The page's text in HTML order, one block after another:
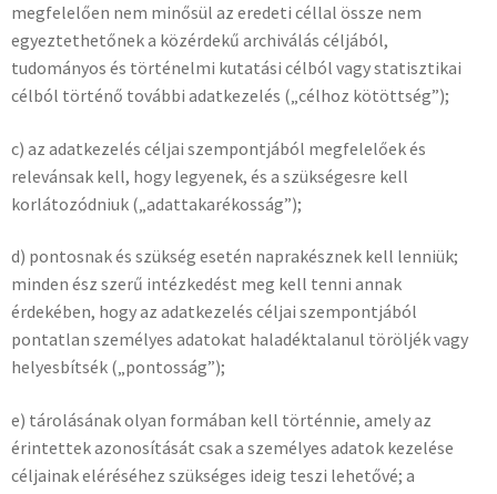
megfelelően nem minősül az eredeti céllal össze nem
egyeztethetőnek a közérdekű archiválás céljából,
tudományos és történelmi kutatási célból vagy statisztikai
célból történő további adatkezelés („célhoz kötöttség”);
c) az adatkezelés céljai szempontjából megfelelőek és
relevánsak kell, hogy legyenek, és a szükségesre kell
korlátozódniuk („adattakarékosság”);
d) pontosnak és szükség esetén naprakésznek kell lenniük;
minden ész szerű intézkedést meg kell tenni annak
érdekében, hogy az adatkezelés céljai szempontjából
pontatlan személyes adatokat haladéktalanul töröljék vagy
helyesbítsék („pontosság”);
e) tárolásának olyan formában kell történnie, amely az
érintettek azonosítását csak a személyes adatok kezelése
céljainak eléréséhez szükséges ideig teszi lehetővé; a